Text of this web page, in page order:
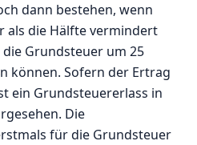
dann bestehen, wenn
als die Hälfte vermindert
Grundsteuer um 25
können. Sofern der Ertrag
ein Grundsteuererlass in
Die
für die Grundsteuer